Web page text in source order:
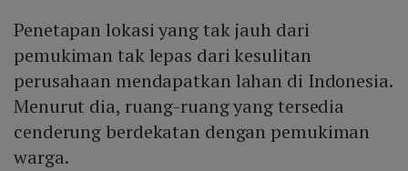
Penetapan lokasi yang tak jauh dari
pemukiman tak lepas dari kesulitan
perusahaan mendapatkan lahan di Indonesia.
Menurut dia, ruang-ruang yang tersedia
cenderung berdekatan dengan pemukiman
warga.